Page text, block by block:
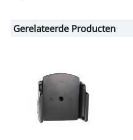
Gerelateerde Producten